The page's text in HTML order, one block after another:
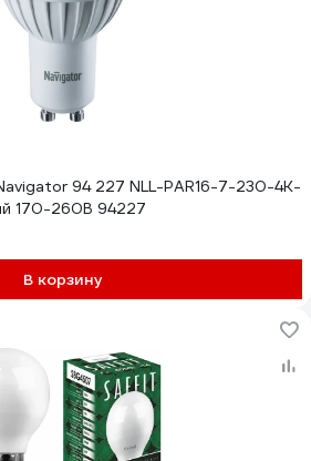
94 227 NLL-PAR16-7-230-4K-
170-260В 94227
В корзину